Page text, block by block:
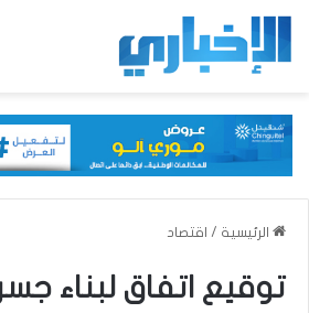
الرئيسية / اقتصاد
توقيع اتفاق لبناء